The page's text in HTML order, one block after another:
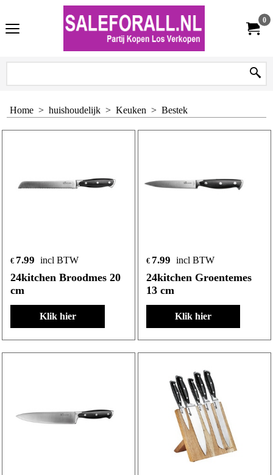
0
Home > huishoudelijk > Keuken > Bestek
€ 7.99 incl BTW
24kitchen Broodmes 20
cm
Klik hier
€ 7.99 incl BTW
24kitchen Groentemes
13 cm
Klik hier